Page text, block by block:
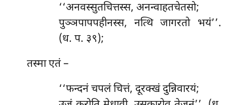
‘‘अनवस्सुतचित्तस्स, अनन्वाहतचेतसो;
पुञ्ञपापपहीनस्स, नत्थि जागरतो भयं’’.
(ध. प. ३९);
तस्मा एतं –
‘‘फन्दनं चपलं चित्तं, दूरक्खं दुन्निवारयं;